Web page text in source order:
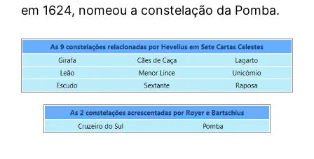
em 1624, nomeou a constelação da Pomba.